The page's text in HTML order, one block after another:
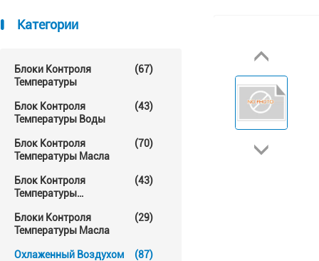
Категории
Блоки Контроля
Температуры
(67)
Блок Контроля
Температуры Воды
(43)
Блок Контроля
Температуры Масла
(70)
Блок Контроля
Температуры
(43)
Блоки Контроля
Температуры Масла
(29)
Охлаженный Воздухом
(87)